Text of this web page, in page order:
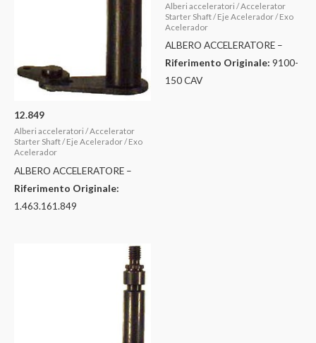
12.849
Alberi acceleratori / Accelerator
Starter Shaft / Eje Acelerador / Exo
Acelerador
ALBERO ACCELERATORE –
Riferimento Originale:
1.463.161.849
Alberi acceleratori / Accelerator
Starter Shaft / Eje Acelerador / Exo
Acelerador
ALBERO ACCELERATORE –
Riferimento Originale: 9100-
150 CAV